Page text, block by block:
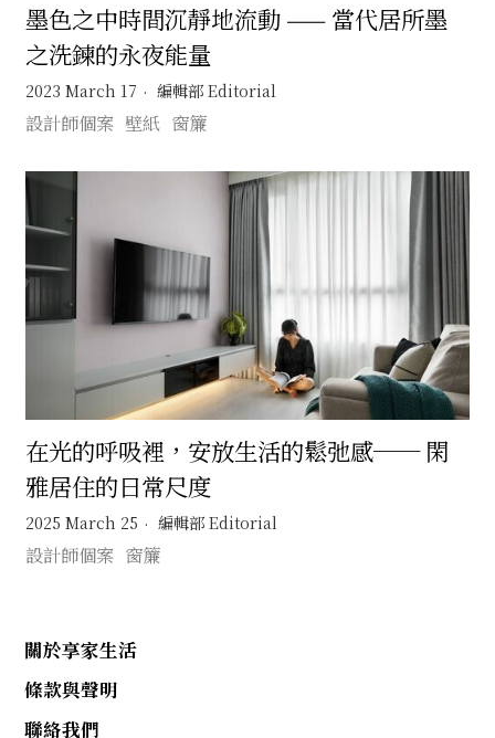
墨色之中時間沉靜地流動 —— 當代居所墨
之洗鍊的永夜能量
2023 March 17 編輯部 Editorial
設計師個案 壁紙 窗簾
在光的呼吸裡，安放生活的鬆弛感── 閑
雅居住的日常尺度
2025 March 25 編輯部 Editorial
設計師個案 窗簾
關於享家生活
條款與聲明
聯絡我們